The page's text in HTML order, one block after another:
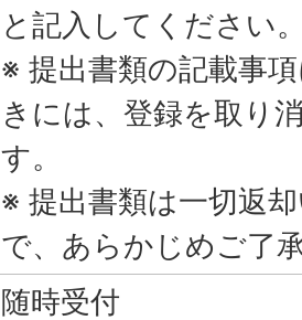
と記入してください
※ 提出書類の記載事
きには、登録を取り
す。
※ 提出書類は一切返
で、あらかじめご了
随時受付